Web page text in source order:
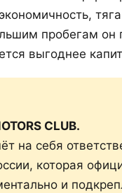
пробегам он
выгоднее
CLUB.
на себя
которая
и